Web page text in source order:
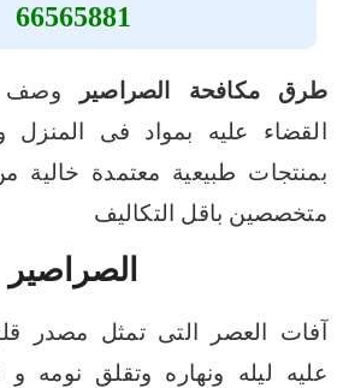
66565881
طرق مكافحة الصراصير
وصف
القضاء عليه بمواد فى المنزل
بمنتجات طبيعية معتمدة
متخصصين باقل التكاليف
الصراصير
آفات العصر التى تمثل مصدر
عليه ليله ونهاره وتقلق نومه